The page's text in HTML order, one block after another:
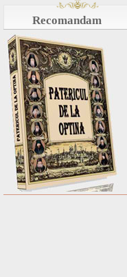
Recomandam